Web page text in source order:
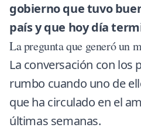
gobierno que tuvo
país y que hoy día
La pregunta que generó un
La conversación con
rumbo cuando uno de
que ha circulado en el
últimas semanas.